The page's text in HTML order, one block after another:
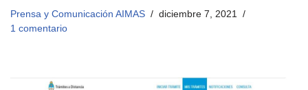
Prensa y Comunicación AIMAS
diciembre 7, 2021
1 comentario